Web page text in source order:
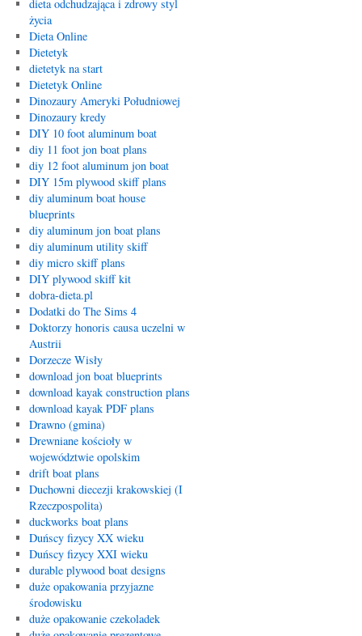
dieta odchudzająca i zdrowy styl
życia
Dieta Online
Dietetyk
dietetyk na start
Dietetyk Online
Dinozaury Ameryki Południowej
Dinozaury kredy
DIY 10 foot aluminum boat
diy 11 foot jon boat plans
diy 12 foot aluminum jon boat
DIY 15m plywood skiff plans
diy aluminum boat house
blueprints
diy aluminum jon boat plans
diy aluminum utility skiff
diy micro skiff plans
DIY plywood skiff kit
dobra-dieta.pl
Dodatki do The Sims 4
Doktorzy honoris causa uczelni w
Austrii
Dorzecze Wisły
download jon boat blueprints
download kayak construction plans
download kayak PDF plans
Drawno (gmina)
Drewniane kościoły w
województwie opolskim
drift boat plans
Duchowni diecezji krakowskiej (I
Rzeczpospolita)
duckworks boat plans
Duńscy fizycy XX wieku
Duńscy fizycy XXI wieku
durable plywood boat designs
duże opakowania przyjazne
środowisku
duże opakowanie czekoladek